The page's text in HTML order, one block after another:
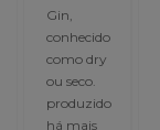
Gin,
conhecido
como dry
ou seco.
produzido
há mais